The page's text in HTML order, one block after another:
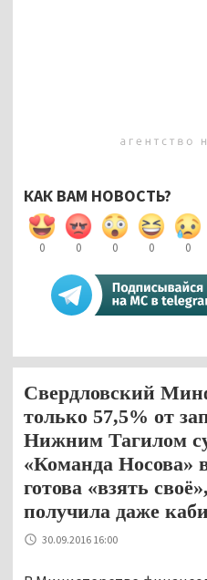
КАК ВАМ НОВОСТЬ?
0 0 0 0 0
Свердловский
только 57,5% от
Нижним Тагилом
«Команда Носова»
готова «взять
получила даже
30.09.2016 16:00